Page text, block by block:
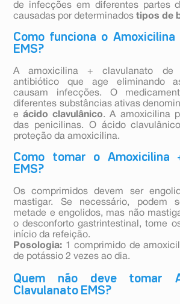
de infecções em diferentes partes
causadas por determinadostipos de
Como funciona o Amoxicilina
EMS?
A amoxicilina + clavulanato
antibiótico que age eliminando
causam infecções. O
diferentes substâncias ativas
e ácido clavulânico. A amoxicilina
das penicilinas. O ácido
proteção da amoxicilina.
Como tomar o Amoxicilina
EMS?
Os comprimidos devem ser
mastigar. Se necessário, podem
metade e engolidos, mas não
o desconforto gastrintestinal, tome
início da refeição.
Posologia: 1 comprimido de
de potássio 2 vezes ao dia.
Quem não deve tomar
Clavulanato EMS?